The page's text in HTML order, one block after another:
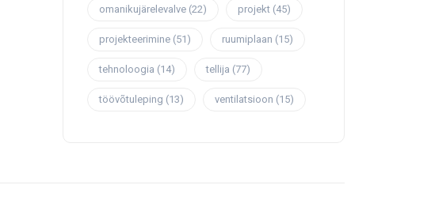
omanikujärelevalve (22) projekt (45)
projekteerimine (51) ruumiplaan (15)
tehnoloogia (14) tellija (77)
töövõtuleping (13) ventilatsioon (15)